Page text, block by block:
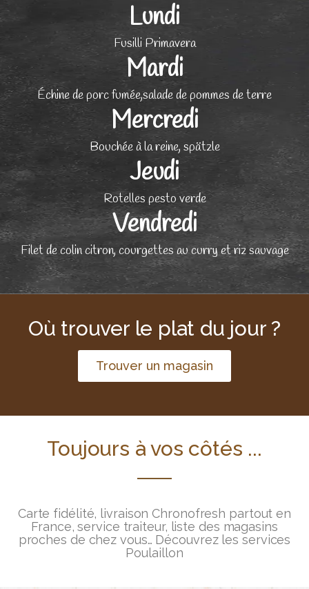
Lundi
Fusilli Primavera
Mardi
Échine de porc fumée,salade de pommes de terre
Mercredi
Bouchée à la reine, spätzle
Jeudi
Rotelles pesto verde
Vendredi
Filet de colin citron, courgettes au curry et riz sauvage
Où trouver le plat du jour ?
Trouver un magasin
Toujours à vos côtés ...
Carte fidélité, livraison Chronofresh partout en
France, service traiteur, liste des magasins
proches de chez vous… Découvrez les services
Poulaillon